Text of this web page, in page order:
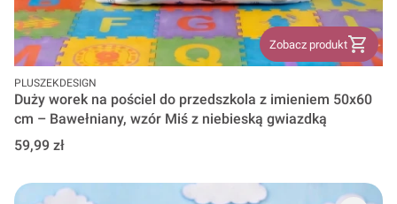
Zobacz produkt
PRODUCENT
PLUSZEKDESIGN
Duży worek na pościel do przedszkola z imieniem 50x60
cm – Bawełniany, wzór Miś z niebieską gwiazdką
Cena
59,99 zł